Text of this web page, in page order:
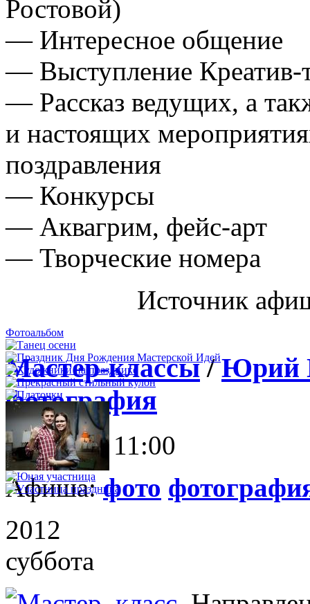
Ростовой)
— Интересное общение
— Выступление Креатив-
— Рассказ ведущих, а
и настоящих
поздравления
— Конкурсы
— Аквагрим, фейс-арт
— Творческие номера
Источник
Фотоальбом
Мастер-классы/Юрий
фотография
3 ноября 11:00
Афиша:фото
2012
суббота